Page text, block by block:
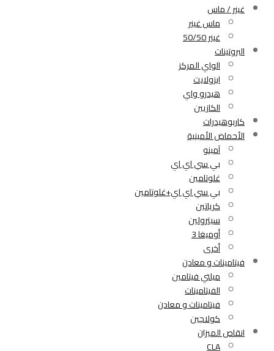
غينر / ماس
ماس غينر
غينر 50/50
البروتينات
الواي المركز
ايزولايت
هيدرو واي
الكازيين
كاربوهيدرات
الأحماض الأمينية
آمينو
بي سي اي اي
غلوتامين
بي سي اي اي+غلوتامين
كرياتين
سيترولين
أوميغا 3
أخرى
فيتامينات و معادن
ميلتي فيتامين
الفيتامينات
فيتامينات و معادن
كولاجين
انقاص الميزان
CLA